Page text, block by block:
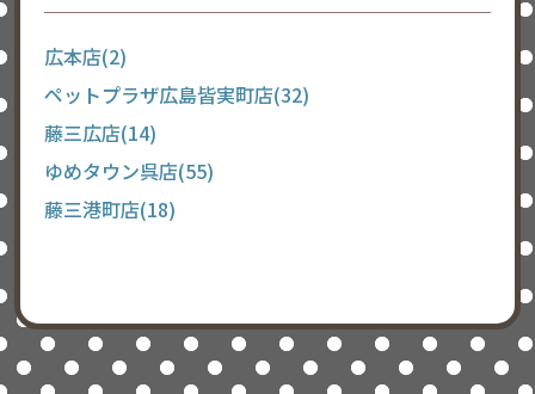
広本店(2)
ペットプラザ広島皆実町店(32)
藤三広店(14)
ゆめタウン呉店(55)
藤三港町店(18)